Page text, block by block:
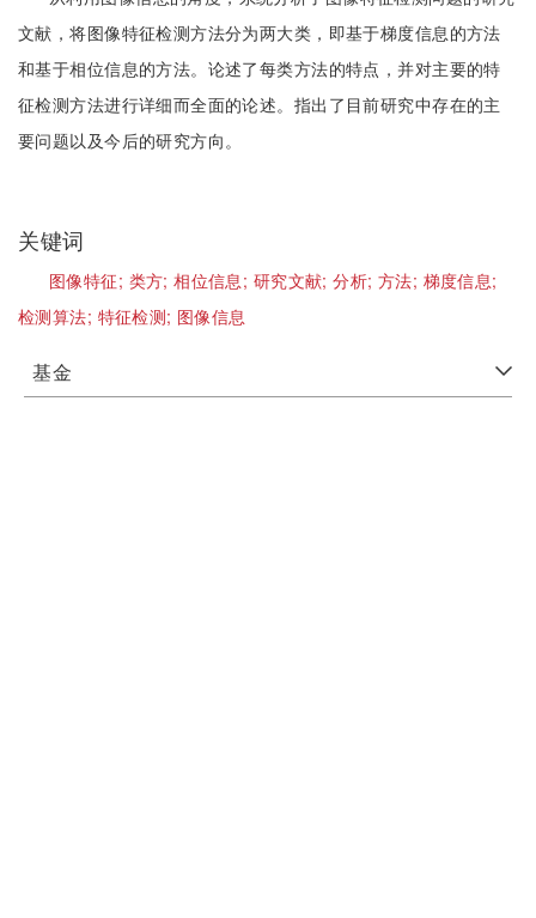
文献，将图像特征检测方法分为两大类，即基于梯度信息的方法
和基于相位信息的方法。论述了每类方法的特点，并对主要的特
征检测方法进行详细而全面的论述。指出了目前研究中存在的主
要问题以及今后的研究方向。
关键词
图像特征; 类方;相位信息; 研究文献;分析; 方法; 梯度信息;
检测算法; 特征检测; 图像信息
基金